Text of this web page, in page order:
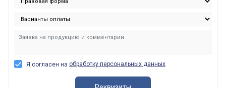
Я согласен на обработку персональных данных